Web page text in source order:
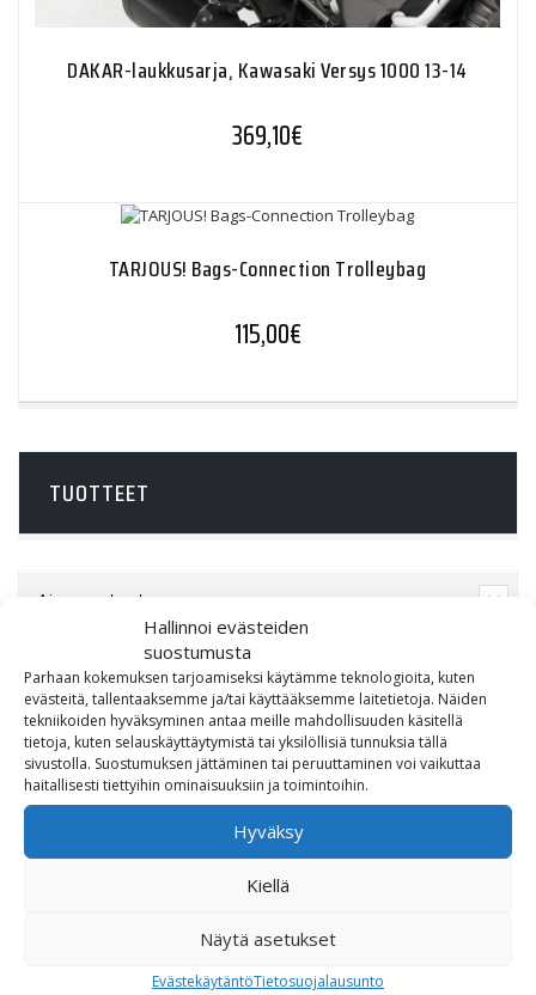
Hallinnoi evästeiden
suostumusta
Parhaan kokemuksen tarjoamiseksi käytämme teknologioita, kuten
evästeitä, tallentaaksemme ja/tai käyttääksemme laitetietoja. Näiden
tekniikoiden hyväksyminen antaa meille mahdollisuuden käsitellä
tietoja, kuten selauskäyttäytymistä tai yksilöllisiä tunnuksia tällä
sivustolla. Suostumuksen jättäminen tai peruuttaminen voi vaikuttaa
haitallisesti tiettyihin ominaisuuksiin ja toimintoihin.
Hyväksy
Kiellä
Näytä asetukset
EvästekäytäntöTietosuojalausunto
DAKAR-laukkusarja, Kawasaki Versys 1000 13-14
369,10€
TARJOUS! Bags-Connection Trolleybag
115,00€
TUOTTEET
Ajovarusteet
Ducati
Harley-Davidson